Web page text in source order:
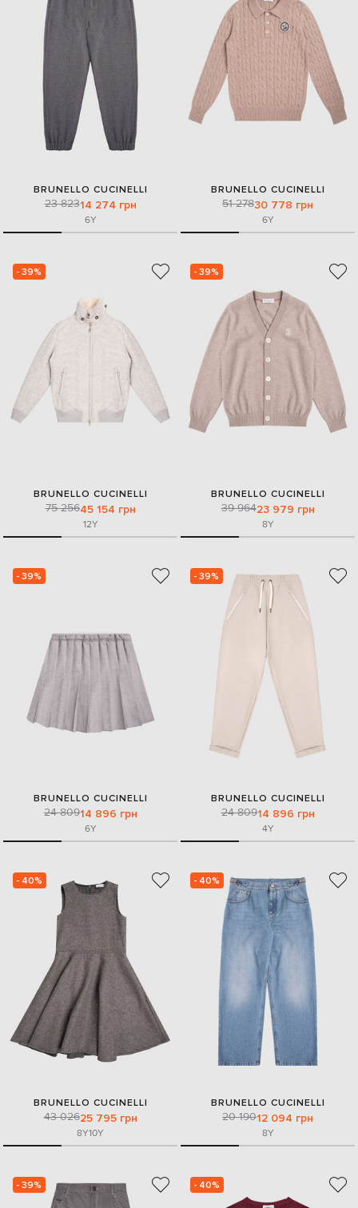
BRUNELLO CUCINELLI
23 82314 274 грн
6Y
BRUNELLO CUCINELLI
51 27830 778 грн
6Y
- 39%
BRUNELLO CUCINELLI
75 25645 154 грн
12Y
- 39%
BRUNELLO CUCINELLI
39 96423 979 грн
8Y
- 39%
BRUNELLO CUCINELLI
24 80914 896 грн
6Y
- 39%
BRUNELLO CUCINELLI
24 80914 896 грн
4Y
- 40%
BRUNELLO CUCINELLI
43 02625 795 грн
8Y10Y
- 40%
BRUNELLO CUCINELLI
20 19012 094 грн
8Y
- 39% - 40%